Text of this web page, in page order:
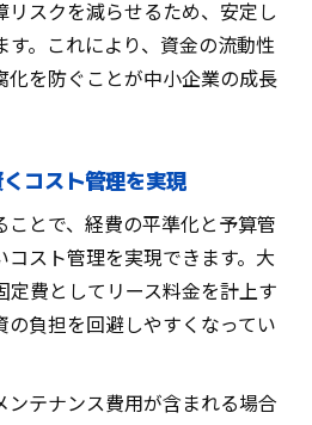
リスクを減らせるため、安定し
す。これにより、資金の流動性
化を防ぐことが中小企業の成長
コスト管理を実現
ことで、経費の平準化と予算管
コスト管理を実現できます。大
定費としてリース料金を計上す
の負担を回避しやすくなってい
ンテナンス費用が含まれる場合